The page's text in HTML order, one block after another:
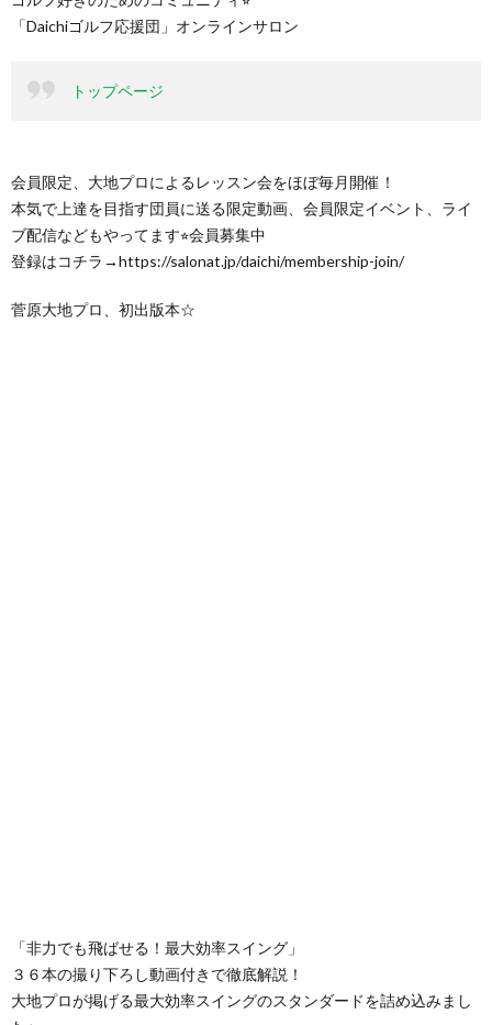
「Daichiゴルフ応援団」オンラインサロン
トップページ
会員限定、大地プロによるレッスン会をほぼ毎月開催！
本気で上達を目指す団員に送る限定動画、会員限定イベント、ライ
ブ配信などもやってます⭐︎会員募集中
登録はコチラ→https://salonat.jp/daichi/membership-join/
菅原大地プロ、初出版本☆
「非力でも飛ばせる！最大効率スイング」
３６本の撮り下ろし動画付きで徹底解説！
大地プロが掲げる最大効率スイングのスタンダードを詰め込みまし